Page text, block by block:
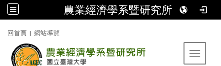
農業經濟學系暨研究所
回首頁 | 網站導覽
Toggle